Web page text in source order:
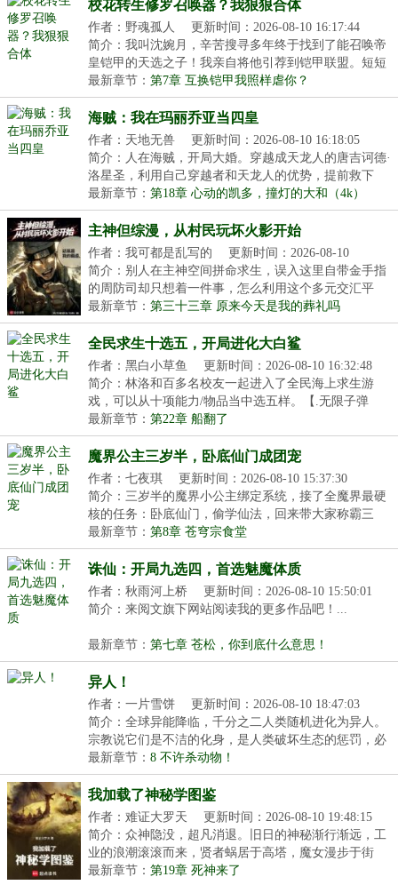
校花转生修罗召唤器？我狠狠合体
作者：野魂孤人
更新时间：2026-08-10 16:17:44
简介：我叫沈婉月，辛苦搜寻多年终于找到了能召唤帝
皇铠甲的天选之子！我亲自将他引荐到铠甲联盟。短短
年...
最新章节： 第7章 互换铠甲我照样虐你？
海贼：我在玛丽乔亚当四皇
作者：天地无兽
更新时间：2026-08-10 16:18:05
简介：人在海贼，开局大婚。穿越成天龙人的唐吉诃德·
洛星圣，利用自己穿越者和天龙人的优势，提前救下
女...
最新章节： 第18章 心动的凯多，撞灯的大和（4k）
主神但综漫，从村民玩坏火影开始
作者：我可都是乱写的
更新时间：2026-08-10
15:51:06
简介：别人在主神空间拼命求生，误入这里自带金手指
的周防司却只想着一件事，怎么利用这个多元交汇平
台，...
最新章节： 第三十三章 原来今天是我的葬礼吗
全民求生十选五，开局进化大白鲨
作者：黑白小草鱼
更新时间：2026-08-10 16:32:48
简介：林洛和百多名校友一起进入了全民海上求生游
戏，可以从十项能力/物品当中选五样。【.无限子弹
AK】【...
最新章节： 第22章 船翻了
魔界公主三岁半，卧底仙门成团宠
作者：七夜琪
更新时间：2026-08-10 15:37:30
简介：三岁半的魔界小公主绑定系统，接了全魔界最硬
核的任务：卧底仙门，偷学仙法，回来带大家称霸三
界！...
最新章节： 第8章 苍穹宗食堂
诛仙：开局九选四，首选魅魔体质
作者：秋雨河上桥
更新时间：2026-08-10 15:50:01
简介：来阅文旗下网站阅读我的更多作品吧！...
最新章节： 第七章 苍松，你到底什么意思！
异人！
作者：一片雪饼
更新时间：2026-08-10 18:47:03
简介：全球异能降临，千分之二人类随机进化为异人。
宗教说它们是不洁的化身，是人类破坏生态的惩罚，必
须...
最新章节： 8 不许杀动物！
我加载了神秘学图鉴
作者：难证大罗天
更新时间：2026-08-10 19:48:15
简介：众神隐没，超凡消退。旧日的神秘渐行渐远，工
业的浪潮滚滚而来，贤者蜗居于高塔，魔女漫步于街
头。...
最新章节： 第19章 死神来了